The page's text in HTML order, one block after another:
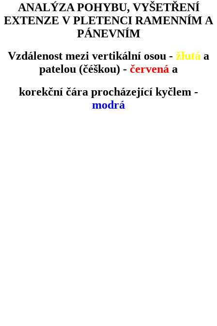
ANALÝZA POHYBU, VYŠETŘENÍ
EXTENZE V PLETENCI RAMENNÍM A
PÁNEVNÍM
Vzdálenost mezi vertikální osou - žlutá a
patelou (čéškou) - červená a
korekční čára procházející kyčlem -
modrá